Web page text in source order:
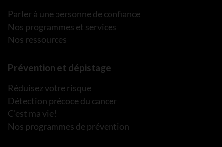
Parler à une personne de confiance
Nos programmes et services
Nos ressources
Prévention et dépistage
Réduisez votre risque
Détection précoce du cancer
C’est ma vie!
Nos programmes de prévention